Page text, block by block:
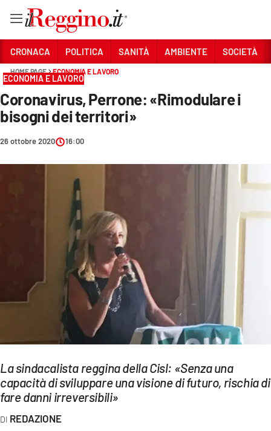
Sezioni
CRONACA
POLITICA
ECONOMIA E LAVORO
EVENTI
Streaming
LAC TV
LAC NETWORK
LAC ONAIR
CRONACA POLITICA SANITÀ AMBIENTE SOCIETÀ
HOME PAGE ECONOMIA E LAVORO
ECONOMIA E LAVORO
Coronavirus, Perrone: «Rimodulare i
bisogni dei territori»
26 ottobre 2020 16:00
La sindacalista reggina della Cisl: «Senza una
capacità di sviluppare una visione di futuro, rischia di
fare danni irreversibili»
REDAZIONE